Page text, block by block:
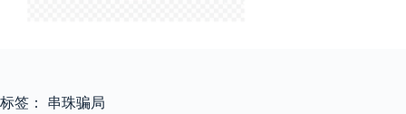
标签： 串珠骗局